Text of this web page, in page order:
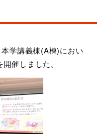
学講義棟(A棟)におい
催しました。